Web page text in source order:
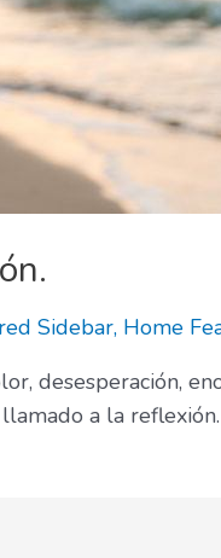
Sidebar, Home
desesperación,
a la reflexión.